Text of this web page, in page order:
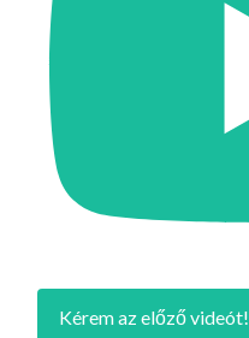
Kérem az előző videót!